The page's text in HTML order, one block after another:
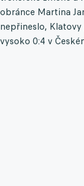
obránce Martina
nepřineslo,
vysoko 0:4 v